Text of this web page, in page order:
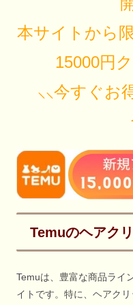
本サイトから
15000円
⸜⸜今すぐお
Temuのヘアク
Temuは、豊富な商品ライ
イトです。特に、ヘアク